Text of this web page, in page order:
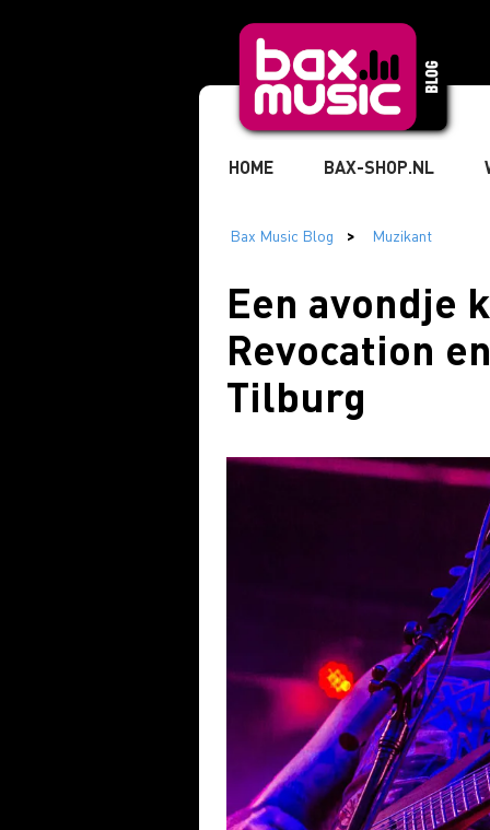
HOME BAX-SHOP.NL
» STUDIO & RECORDING »
» MARKETING & BUSINESS
Een avondje
Revocation
Tilburg